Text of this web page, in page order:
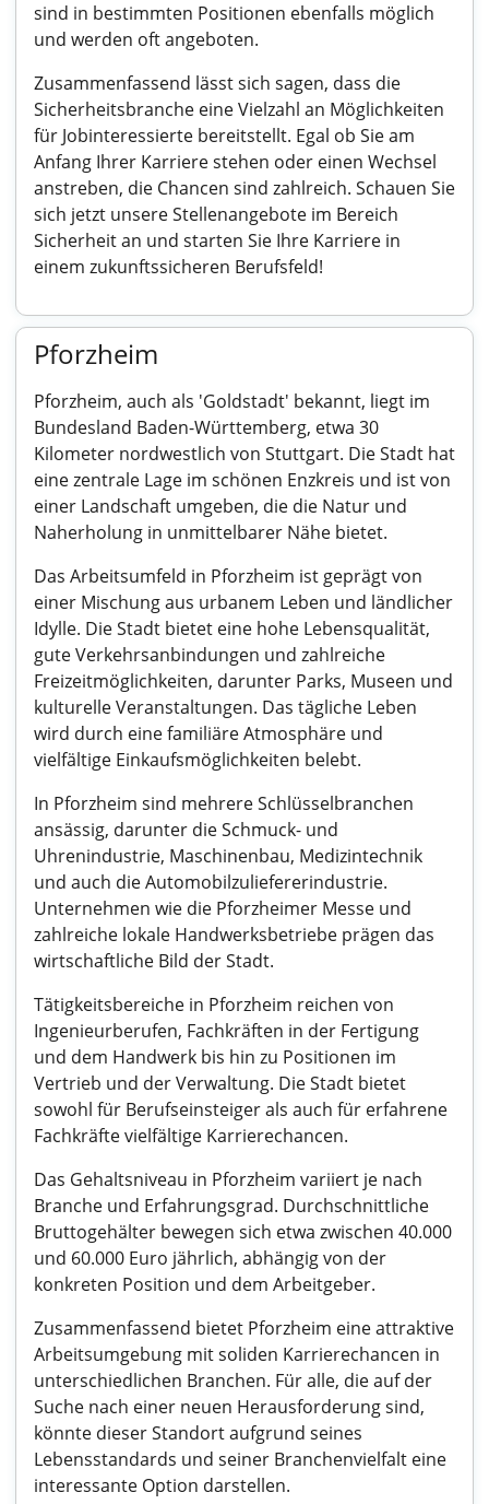
sind in bestimmten Positionen ebenfalls möglich
und werden oft angeboten.
Zusammenfassend lässt sich sagen, dass die
Sicherheitsbranche eine Vielzahl an Möglichkeiten
für Jobinteressierte bereitstellt. Egal ob Sie am
Anfang Ihrer Karriere stehen oder einen Wechsel
anstreben, die Chancen sind zahlreich. Schauen Sie
sich jetzt unsere Stellenangebote im Bereich
Sicherheit an und starten Sie Ihre Karriere in
einem zukunftssicheren Berufsfeld!
Pforzheim
Pforzheim, auch als 'Goldstadt' bekannt, liegt im
Bundesland Baden-Württemberg, etwa 30
Kilometer nordwestlich von Stuttgart. Die Stadt hat
eine zentrale Lage im schönen Enzkreis und ist von
einer Landschaft umgeben, die die Natur und
Naherholung in unmittelbarer Nähe bietet.
Das Arbeitsumfeld in Pforzheim ist geprägt von
einer Mischung aus urbanem Leben und ländlicher
Idylle. Die Stadt bietet eine hohe Lebensqualität,
gute Verkehrsanbindungen und zahlreiche
Freizeitmöglichkeiten, darunter Parks, Museen und
kulturelle Veranstaltungen. Das tägliche Leben
wird durch eine familiäre Atmosphäre und
vielfältige Einkaufsmöglichkeiten belebt.
In Pforzheim sind mehrere Schlüsselbranchen
ansässig, darunter die Schmuck- und
Uhrenindustrie, Maschinenbau, Medizintechnik
und auch die Automobilzuliefererindustrie.
Unternehmen wie die Pforzheimer Messe und
zahlreiche lokale Handwerksbetriebe prägen das
wirtschaftliche Bild der Stadt.
Tätigkeitsbereiche in Pforzheim reichen von
Ingenieurberufen, Fachkräften in der Fertigung
und dem Handwerk bis hin zu Positionen im
Vertrieb und der Verwaltung. Die Stadt bietet
sowohl für Berufseinsteiger als auch für erfahrene
Fachkräfte vielfältige Karrierechancen.
Das Gehaltsniveau in Pforzheim variiert je nach
Branche und Erfahrungsgrad. Durchschnittliche
Bruttogehälter bewegen sich etwa zwischen 40.000
und 60.000 Euro jährlich, abhängig von der
konkreten Position und dem Arbeitgeber.
Zusammenfassend bietet Pforzheim eine attraktive
Arbeitsumgebung mit soliden Karrierechancen in
unterschiedlichen Branchen. Für alle, die auf der
Suche nach einer neuen Herausforderung sind,
könnte dieser Standort aufgrund seines
Lebensstandards und seiner Branchenvielfalt eine
interessante Option darstellen.